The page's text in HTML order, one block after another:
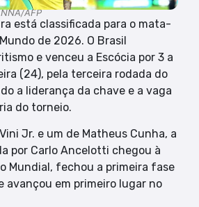
AFP
está classificada para o mata-
de 2026. O Brasil
e venceu a Escócia por 3 a
(24), pela terceira rodada do
a liderança da chave e a vaga
do torneio.
Jr. e um de Matheus Cunha, a
por Carlo Ancelotti chegou à
Mundial, fechou a primeira fase
avançou em primeiro lugar no